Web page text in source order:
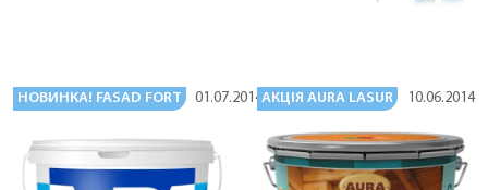
НОВИНКА! FASAD FORT 01.07.2014АКЦІЯ AURA LASUR 10.06.2014